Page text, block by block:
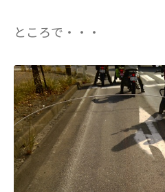
ところで・・・